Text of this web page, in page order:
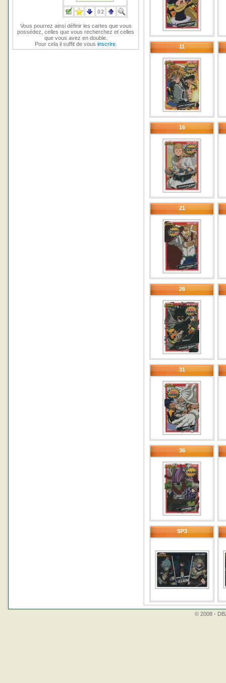
Vous pourrez ainsi définir les cartes que vous
possédez, celles que vous recherchez et celles
que vous avez en double.
Pour cela il suffit de vous inscrire. 11
16
21
26
31
36
SP3
© 2008 -